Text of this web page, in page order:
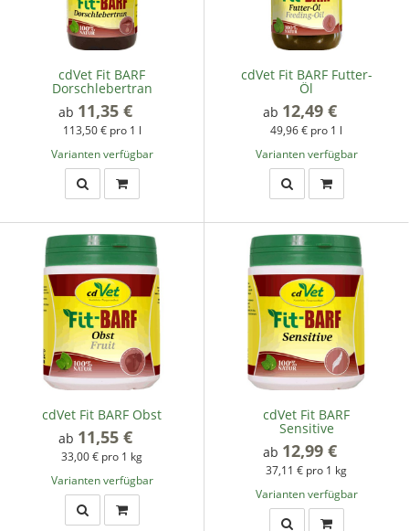
cdVet Fit BARF
Dorschlebertran
ab 11,35 €
113,50 € pro 1 l
Varianten verfügbar
cdVet Fit BARF Futter-
Öl
ab 12,49 €
49,96 € pro 1 l
Varianten verfügbar
cdVet Fit BARF Obst
ab 11,55 €
33,00 € pro 1 kg
Varianten verfügbar
cdVet Fit BARF
Sensitive
ab 12,99 €
37,11 € pro 1 kg
Varianten verfügbar